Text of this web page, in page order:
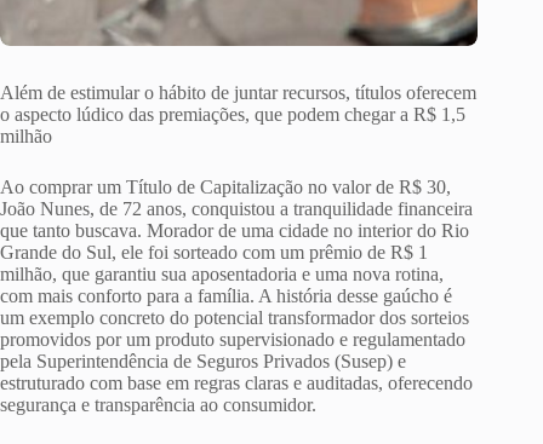
Além de estimular o hábito de juntar recursos, títulos oferecem
o aspecto lúdico das premiações, que podem chegar a R$ 1,5
milhão
Ao comprar um Título de Capitalização no valor de R$ 30,
João Nunes, de 72 anos, conquistou a tranquilidade financeira
que tanto buscava. Morador de uma cidade no interior do Rio
Grande do Sul, ele foi sorteado com um prêmio de R$ 1
milhão, que garantiu sua aposentadoria e uma nova rotina,
com mais conforto para a família. A história desse gaúcho é
um exemplo concreto do potencial transformador dos sorteios
promovidos por um produto supervisionado e regulamentado
pela Superintendência de Seguros Privados (Susep) e
estruturado com base em regras claras e auditadas, oferecendo
segurança e transparência ao consumidor.